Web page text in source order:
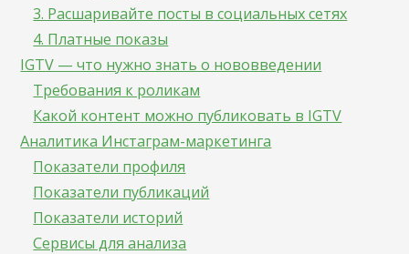
3. Расшаривайте посты в социальных сетях
4. Платные показы
IGTV — что нужно знать о нововведении
Требования к роликам
Какой контент можно публиковать в IGTV
Аналитика Инстаграм-маркетинга
Показатели профиля
Показатели публикаций
Показатели историй
Сервисы для анализа